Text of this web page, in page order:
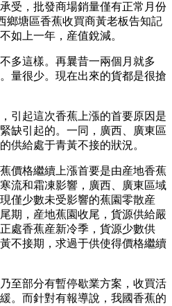
受，批發商場銷量僅有正常月份
鄉塘區香蕉收買商黃老板告知記
如上一年，産值銳減。
多這樣。再曩昔一兩個月就多
量很少。現在出來的貨都是很搶
引起這次香蕉上漲的首要原因是
缺引起的。一同，廣西、廣東區
供給處于青黃不接的狀況。
價格繼續上漲首要是由産地香蕉
流和霜凍影響，廣西、廣東區域
僅少數未受影響的蕉園零散産
期，産地蕉園收尾，貨源供給嚴
處香蕉産新冷季，貨源少數供
不接期，求過于供使得價格繼續
至部分有暫停歇業方案，收買活
。而針對有報導說，我國香蕉的